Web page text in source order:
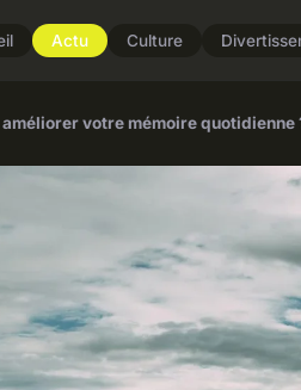
Actu Culture
votre mémoire quotidienne